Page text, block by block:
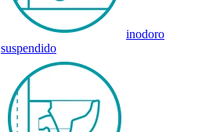
inodoro
suspendido